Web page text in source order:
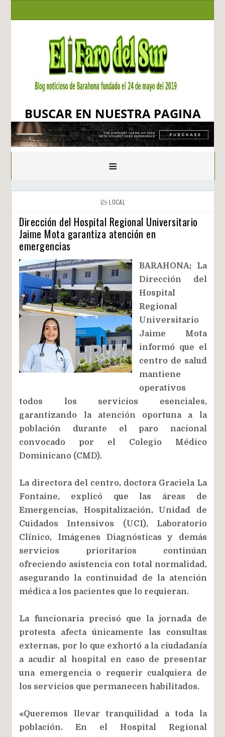
BUSCAR EN NUESTRA PAGINA
≡
LOCAL
Dirección del Hospital Regional Universitario
Jaime Mota garantiza atención en
emergencias
BARAHONA; La
Dirección del
Hospital
Regional
Universitario
Jaime Mota
informó que el
centro de salud
mantiene
operativos
todos los servicios esenciales,
garantizando la atención oportuna a la
población durante el paro nacional
convocado por el Colegio Médico
Dominicano (CMD).
La directora del centro, doctora Graciela La
Fontaine, explicó que las áreas de
Emergencias, Hospitalización, Unidad de
Cuidados Intensivos (UCI), Laboratorio
Clínico, Imágenes Diagnósticas y demás
servicios prioritarios continúan
ofreciendo asistencia con total normalidad,
asegurando la continuidad de la atención
médica a los pacientes que lo requieran.
La funcionaria precisó que la jornada de
protesta afecta únicamente las consultas
externas, por lo que exhortó a la ciudadanía
a acudir al hospital en caso de presentar
una emergencia o requerir cualquiera de
los servicios que permanecen habilitados.
«Queremos llevar tranquilidad a toda la
población. En el Hospital Regional